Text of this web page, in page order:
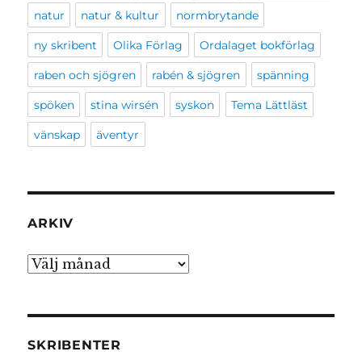
natur natur & kultur normbrytande
ny skribent Olika Förlag Ordalaget bokförlag
raben och sjögren rabén & sjögren spänning
spöken stina wirsén syskon Tema Lättläst
vänskap äventyr
ARKIV
Arkiv
SKRIBENTER